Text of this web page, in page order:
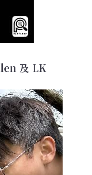
及 LK